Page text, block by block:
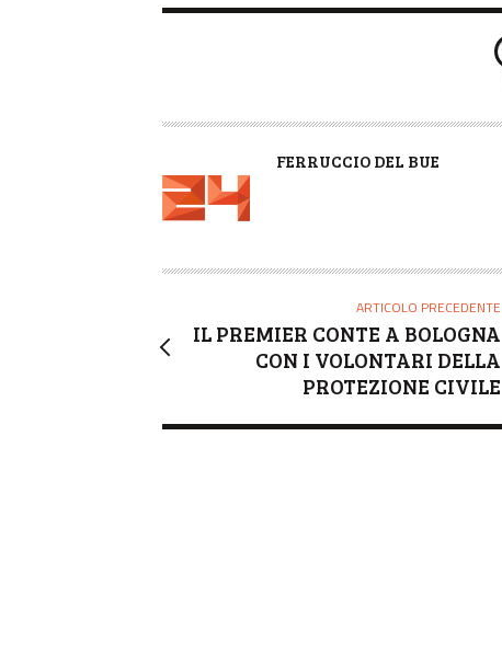
A
R
FERRUCCIO DEL BUE
ARTICOLO PRECEDENTE
IL PREMIER CONTE A BOLOGNA
CON I VOLONTARI DELLA
PROTEZIONE CIVILE